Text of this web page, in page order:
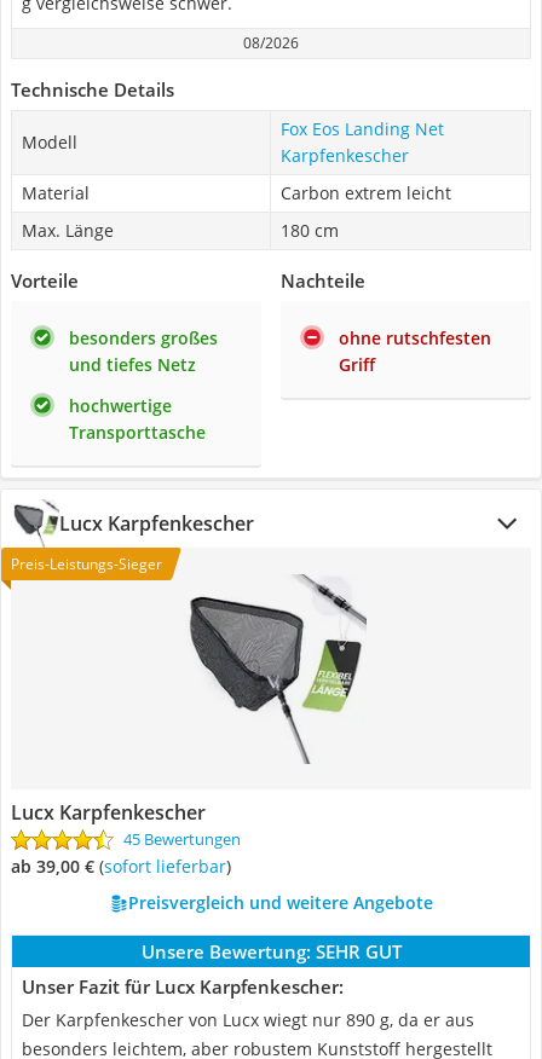
08/2026
Technische Details
Modell
Fox Eos Landing Net
Karpfenkescher
Material
Carbon extrem leicht
Max. Länge
180 cm
Vorteile
besonders großes
und tiefes Netz
hochwertige
Transporttasche
Nachteile
ohne rutschfesten
Griff
Lucx Karpfenkescher
Preis-Leistungs-Sieger
Lucx Karpfenkescher
45 Bewertungen
ab 39,00 € ( Sofort lieferbar)
Preisvergleich und weitere Angebote
Unsere Bewertung: SEHR GUT
Unser Fazit für Lucx Karpfenkescher:
Der Karpfenkescher von Lucx wiegt nur 890 g, da er aus
besonders leichtem, aber robustem Kunststoff hergestellt